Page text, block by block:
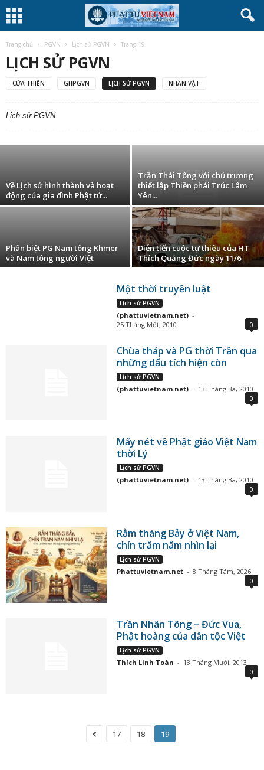
Trang chủ PGVN Lịch sử PGVN Trang 19
LỊCH SỬ PGVN
CỬA THIỀN GHPGVN LỊCH SỬ PGVN NHÂN VẬT
Lịch sử PGVN
Sơ lược các dòng Thiền Việt Nam
Về Lịch sử hình thành và hoạt
động của gia đình Phật tử...
Trần Thái Tông với chủ trương
thiết lập Thiền phái Trúc Lâm
Yên...
Phân biệt PG Nam tông Khmer
và Nam tông người Việt
Diễn tiến cuộc tự thiêu của HT
Thích Quảng Đức ngày 11/6
Một thời truyền luật
Lịch sử PGVN
(phattuvietnam.net) -
25 Tháng Một, 2010
0
Chùa tháp và PG thời Trần qua
những dấu tích hiện còn
Lịch sử PGVN
(phattuvietnam.net) - 13 Tháng Ba, 2010
0
Mấy nét về Phật giáo Việt Nam
thời Lý
Lịch sử PGVN
(phattuvietnam.net) - 13 Tháng Ba, 2010
0
Rằm tháng Bảy ở Việt Nam,
chín trăm năm nhìn lại
Lịch sử PGVN
Phattuvietnam.net - 8 Tháng Tám, 2026
0
Trần Nhân Tông – Đức Vua,
Phật hoàng của dân tộc Việt
Lịch sử PGVN
Thích Linh Toàn - 13 Tháng Mười, 2013
0
17 18 19